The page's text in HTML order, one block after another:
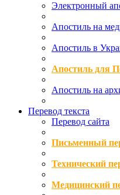
Электронный
Апостиль на
Апостиль в
Апостиль для
Апостиль на
Перевод текста
Перевод сайта
Письменный
Технический
Медицинский